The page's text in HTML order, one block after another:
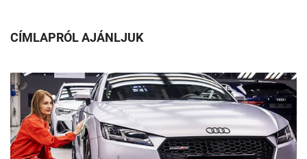
CÍMLAPRÓL AJÁNLJUK